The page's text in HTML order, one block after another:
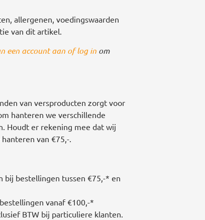
allergenen, voedingswaarden
van dit artikel.
een account aan of log inom
van versproducten zorgt voor
hanteren we verschillende
Houdt er rekening mee dat wij
van €75,-.
bij bestellingen tussen €75,-* en
vanaf €100,-*
BTW bij particuliere klanten.